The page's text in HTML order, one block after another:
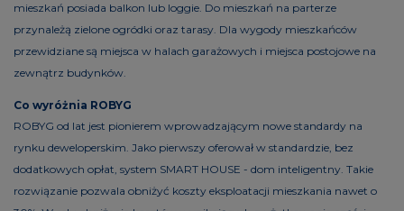
mieszkań posiada balkon lub loggie. Do mieszkań na parterze
przynależą zielone ogródki oraz tarasy. Dla wygody mieszkańców
przewidziane są miejsca w halach garażowych i miejsca postojowe na
zewnątrz budynków.
Co wyróżnia ROBYG
ROBYG od lat jest pionierem wprowadzającym nowe standardy na
rynku deweloperskim. Jako pierwszy oferował w standardzie, bez
dodatkowych opłat, system SMART HOUSE - dom inteligentny. Takie
rozwiązanie pozwala obniżyć koszty eksploatacji mieszkania nawet o